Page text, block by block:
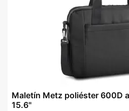
Maletín Metz poliéster 600D
15.6"